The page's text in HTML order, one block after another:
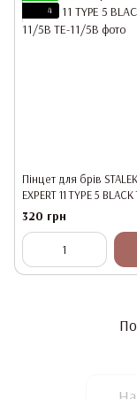
4
Пінцет для брів
EXPERT 11 TYPE 5 BLACK
320 грн